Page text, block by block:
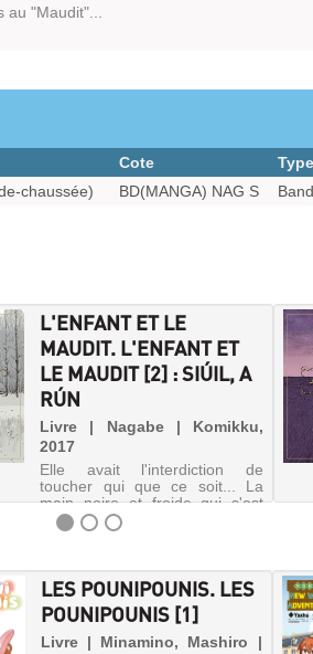
"Maudit"...
Cote Type
chaussée) BD(MANGA) NAG S
L'ENFANT ET LE
MAUDIT. L'ENFANT ET
LE MAUDIT [2] : SIÚIL, A
RÚN
Livre | Nagabe | Komikku,
2017
Elle avait l'interdiction de
toucher qui que ce soit... La
main noire et froide qui s'est
posée sur la joue de Sheeva
n'est pas celle du Professeur...
condamnée à se transformer
elle aussi en une cr...
LES POUNIPOUNIS. LES
POUNIPOUNIS [1]
Livre | Minamino, Mashiro |